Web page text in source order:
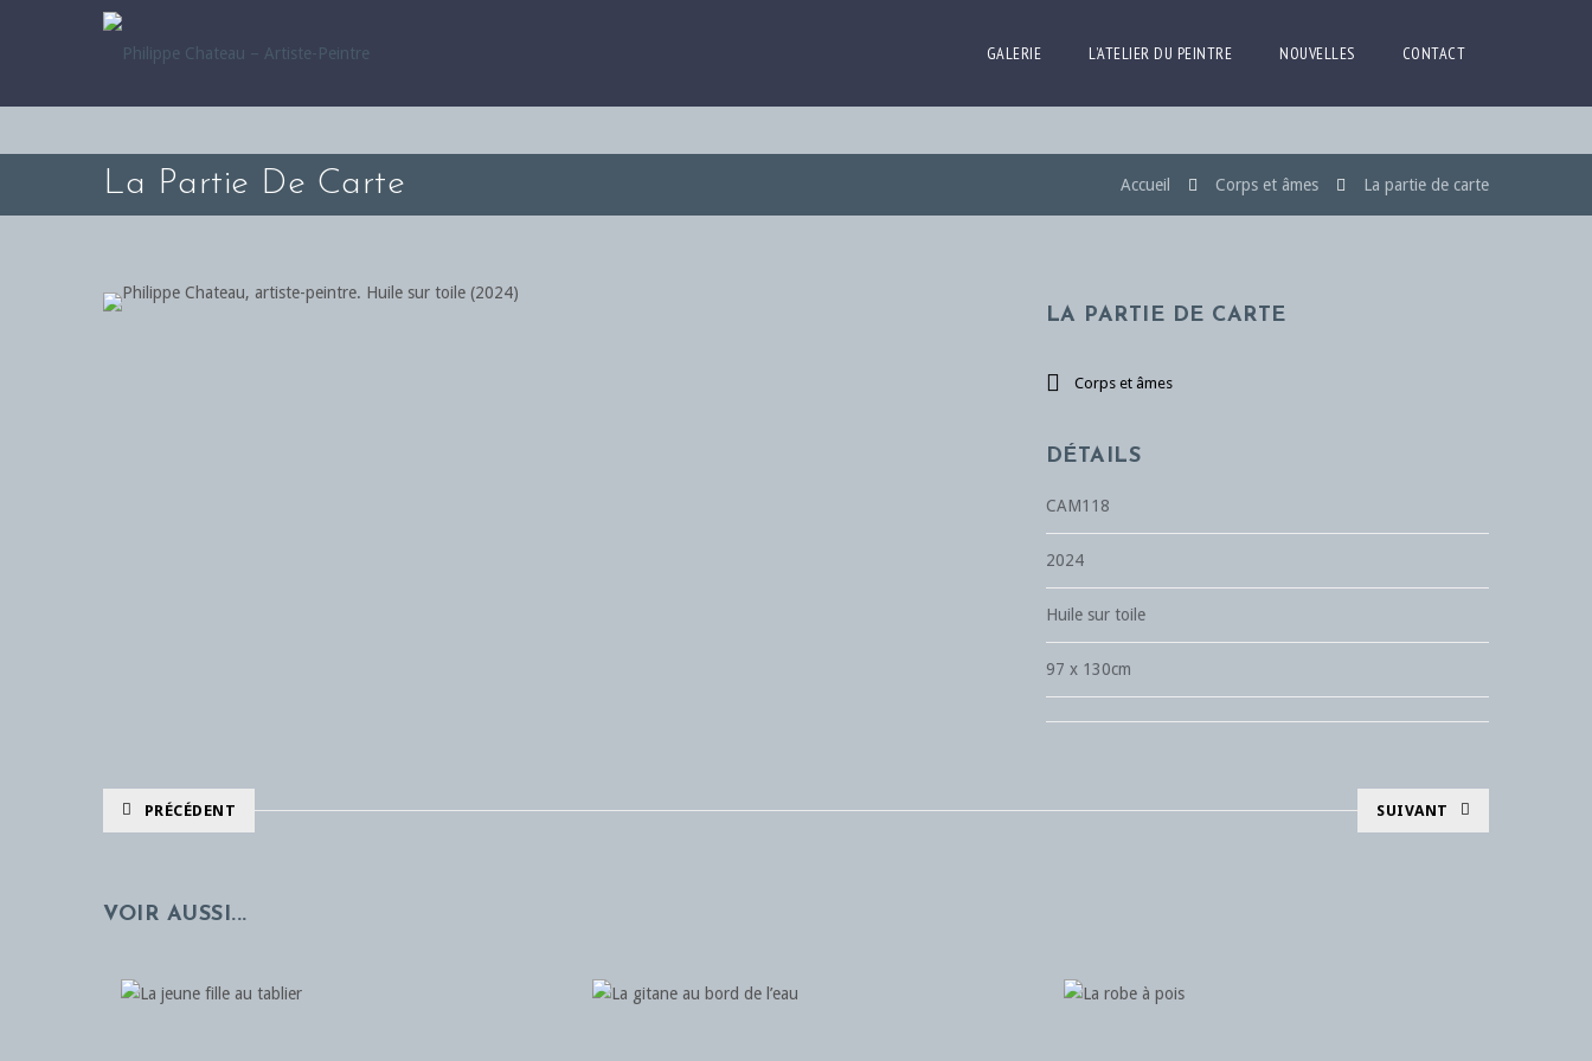
GALERIE L’ATELIER DU PEINTRE NOUVELLES CONTACT
La Partie De Carte Accueil Corps et âmes La partie de carte
LA PARTIE DE CARTE
Corps et âmes
DÉTAILS
CAM118
2024
Huile sur toile
97 x 130cm
PRÉCÉDENT SUIVANT
VOIR AUSSI...